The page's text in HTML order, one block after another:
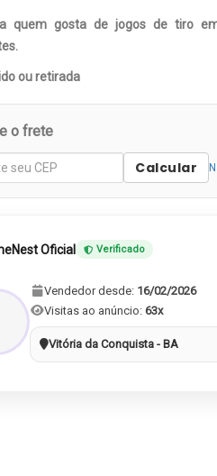
quem gosta de jogos de tiro
ou retirada
o frete
Calcular
Oficial Verificado
Vendedor desde: 16/02/2026
Visitas ao anúncio: 63x
Vitória da Conquista - BA